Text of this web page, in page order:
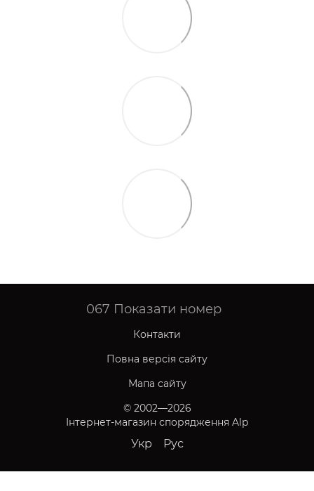
067 Показати номер
Контакти
Повна версія сайту
Мапа сайту
© 2002—2026
Інтернет-магазин спорядження Alp
Укр Рус